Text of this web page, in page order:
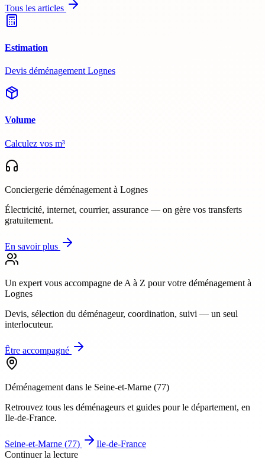
Tous les articles
Estimation
Devis déménagement Lognes
Volume
Calculez vos m³
Conciergerie déménagement à Lognes
Électricité, internet, courrier, assurance — on gère vos transferts
gratuitement.
En savoir plus
Un expert vous accompagne de A à Z pour votre déménagement à
Lognes
Devis, sélection du déménageur, coordination, suivi — un seul
interlocuteur.
Être accompagné
Déménagement dans le Seine-et-Marne (77)
Retrouvez tous les déménageurs et guides pour le département, en
Ile-de-France.
Seine-et-Marne (77)
Ile-de-France
Continuer la lecture